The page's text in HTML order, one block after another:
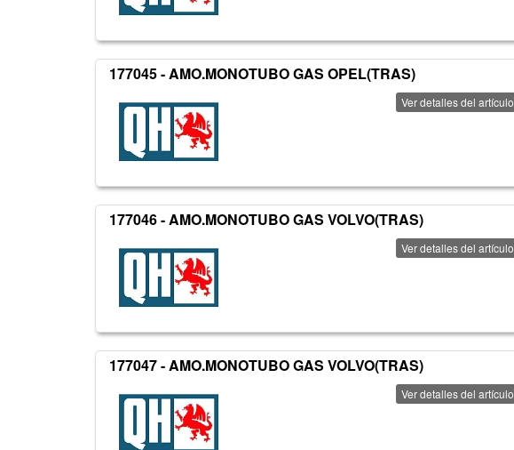
177045 - AMO.MONOTUBO GAS OPEL(TRAS)
Ver detalles del artículo
177046 - AMO.MONOTUBO GAS VOLVO(TRAS)
Ver detalles del artículo
177047 - AMO.MONOTUBO GAS VOLVO(TRAS)
Ver detalles del artículo